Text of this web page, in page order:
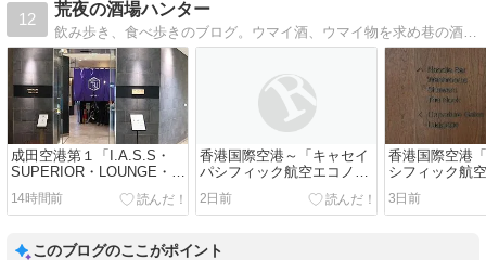
12
荒夜の酒場ハンター
飲み歩き、食べ歩きのブログ。ウマイ酒、ウマイ物を求め巷の酒場、居酒屋をさまよっています。
成田空港第１「I.A.S.S・
SUPERIOR・LOUNGE・希
和・ＮＯＡ」枝豆
14時間前
香港国際空港～「キャセイ
パシフィック航空エコノミ
ークラス機内食」ベーコン
バーガー
2日前
香港国際空港
シフィック航
リッジ」担々麺
3日前
このブログのここがポイント